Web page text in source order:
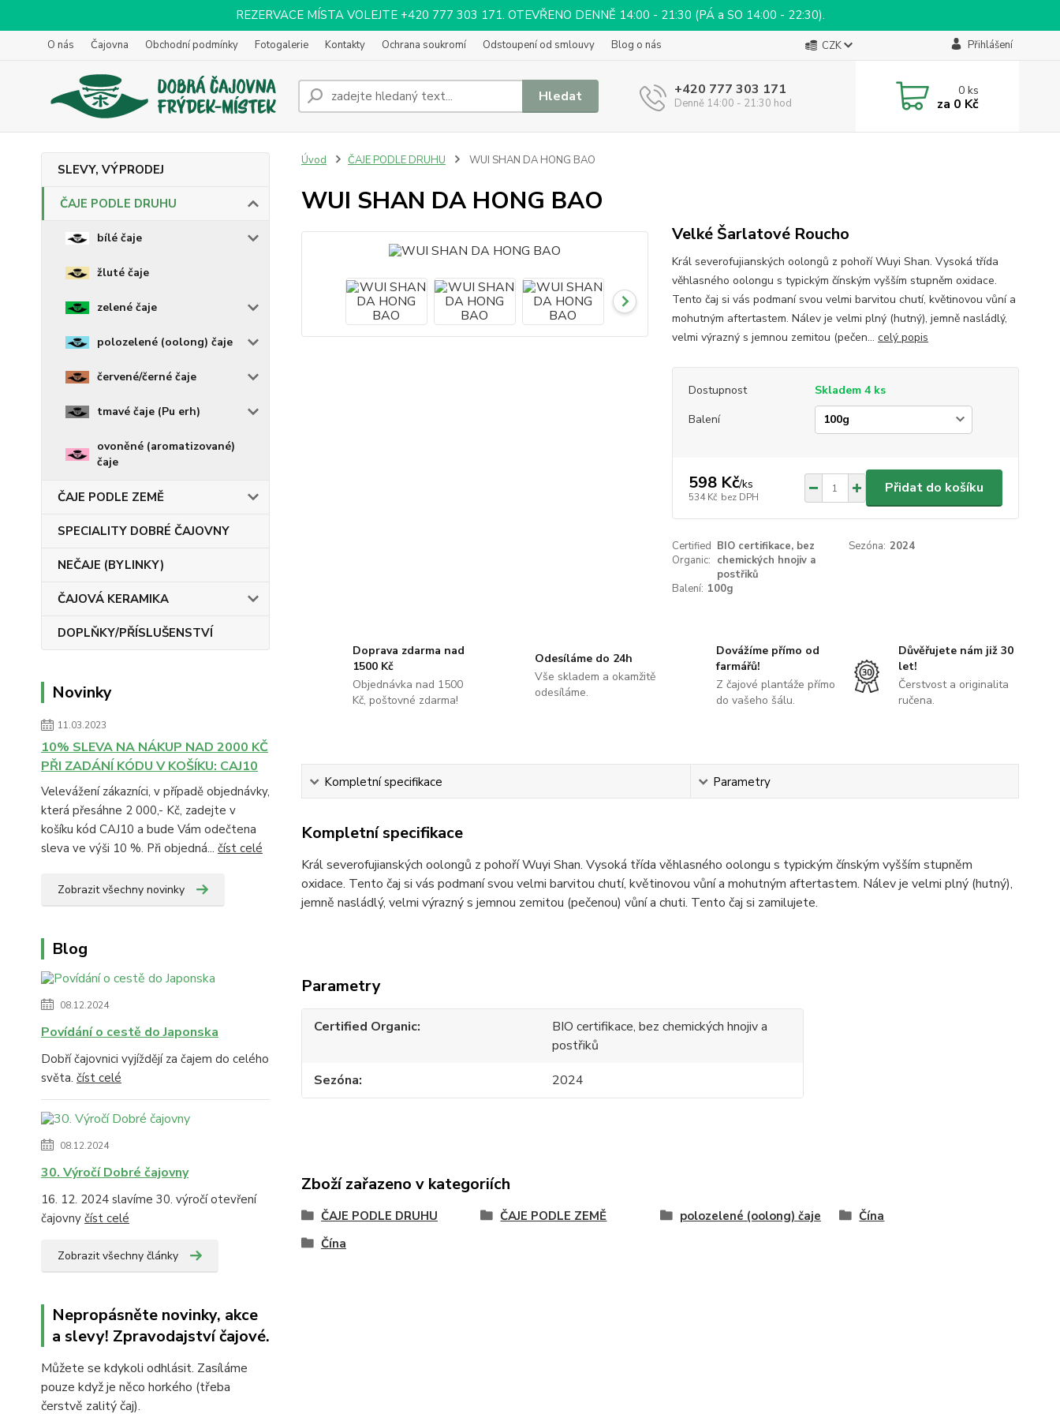
REZERVACE MÍSTA VOLEJTE +420 777 303 171. OTEVŘENO DENNĚ 14:00 - 21:30 (PÁ a SO 14:00 - 22:30).
O nás Čajovna Obchodní podmínky Fotogalerie Kontakty Ochrana soukromí Odstoupení od smlouvy Blog o nás CZK Přihlášení
Hledat +420 777 303 171
Denně 14:00 - 21:30 hod
0ks
za 0 Kč
SLEVY, VÝPRODEJ
ČAJE PODLE DRUHU
bílé čaje
žluté čaje
zelené čaje
polozelené (oolong) čaje
červené/černé čaje
tmavé čaje (Pu erh)
ovoněné (aromatizované)
čaje
ČAJE PODLE ZEMĚ
SPECIALITY DOBRÉ ČAJOVNY
NEČAJE (BYLINKY)
ČAJOVÁ KERAMIKA
DOPLŇKY/PŘÍSLUŠENSTVÍ
Novinky
11.03.2023
10% SLEVA NA NÁKUP NAD 2000 KČ
PŘI ZADÁNÍ KÓDU V KOŠÍKU: CAJ10
Velevážení zákazníci, v případě objednávky,
která přesáhne 2 000,- Kč, zadejte v
košíku kód CAJ10 a bude Vám odečtena
sleva ve výši 10 %. Při objedná... číst celé
Zobrazit všechny novinky
Blog
08.12.2024
Povídání o cestě do Japonska
Dobří čajovnici vyjíždějí za čajem do celého
světa. číst celé
08.12.2024
30. Výročí Dobré čajovny
16. 12. 2024 slavíme 30. výročí otevření
čajovny číst celé
Zobrazit všechny články
Nepropásněte novinky, akce
a slevy! Zpravodajství čajové.
Můžete se kdykoli odhlásit. Zasíláme
pouze když je něco horkého (třeba
čerstvě zalitý čaj).
Úvod ČAJE PODLE DRUHU WUI SHAN DA HONG BAO
WUI SHAN DA HONG BAO
Velké Šarlatové Roucho
Král severofujianských oolongů z pohoří Wuyi Shan. Vysoká třída
věhlasného oolongu s typickým čínským vyšším stupněm oxidace.
Tento čaj si vás podmaní svou velmi barvitou chutí, květinovou vůní a
mohutným aftertastem. Nálev je velmi plný (hutný), jemně nasládlý,
velmi výrazný s jemnou zemitou (pečen... celý popis
Dostupnost
Skladem 4 ks
Balení
598 Kč/ks
534 Kč bez DPH
Přidat do košíku
Certified
Organic:
BIO certifikace, bez
chemických hnojiv a
postřiků
Sezóna: 2024
Balení: 100g
Doprava zdarma nad
1500 Kč
Objednávka nad 1500
Kč, poštovné zdarma!
Odesíláme do 24h
Vše skladem a okamžitě
odesíláme.
Dovážíme přímo od
farmářů!
Z čajové plantáže přímo
do vašeho šálu.
Důvěřujete nám již 30
let!
Čerstvost a originalita
ručena.
Kompletní specifikace Parametry
Kompletní specifikace
Král severofujianských oolongů z pohoří Wuyi Shan. Vysoká třída věhlasného oolongu s typickým čínským vyšším stupněm
oxidace. Tento čaj si vás podmaní svou velmi barvitou chutí, květinovou vůní a mohutným aftertastem. Nálev je velmi plný (hutný),
jemně nasládlý, velmi výrazný s jemnou zemitou (pečenou) vůní a chuti. Tento čaj si zamilujete.
Parametry
Certified Organic
BIO certifikace, bez chemických hnojiv a
postřiků
Sezóna
2024
Zboží zařazeno v kategoriích
ČAJE PODLE DRUHU ČAJE PODLE ZEMĚ polozelené (oolong) čaje
Čína
Čína